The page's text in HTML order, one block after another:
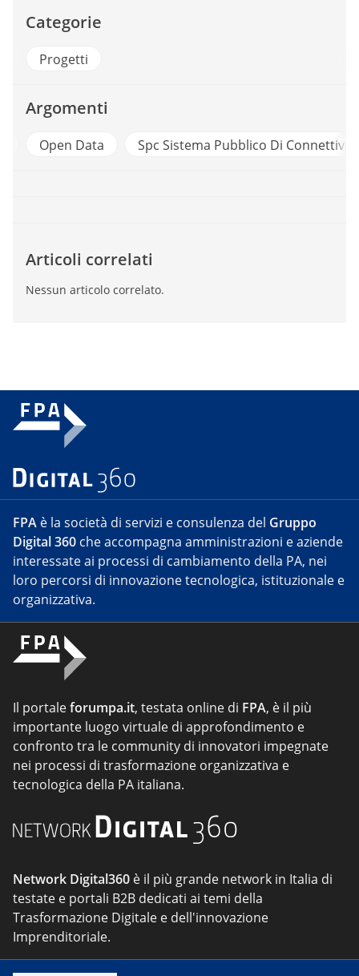
Categorie
Progetti
Argomenti
Open Data Spc Sistema Pubblico Di Connettivita
Articoli correlati
Nessun articolo correlato.
FPA è la società di servizi e consulenza del Gruppo
Digital 360 che accompagna amministrazioni e aziende
interessate ai processi di cambiamento della PA, nei
loro percorsi di innovazione tecnologica, istituzionale e
organizzativa.
Il portaleforumpa.it, testata online di FPA, è il più
importante luogo virtuale di approfondimento e
confronto tra le community di innovatori impegnate
nei processi di trasformazione organizzativa e
tecnologica della PA italiana.
Network Digital360 è il più grande network in Italia di
testate e portali B2B dedicati ai temi della
Trasformazione Digitale e dell'innovazione
Imprenditoriale.